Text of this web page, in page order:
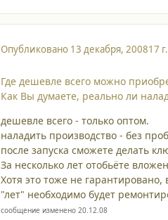
Опубликовано 13 декабря, 200817 г.
Где дешевле всего можно
Как Вы думаете, реально ли
дешевле всего - только оптом.
наладить производство - без
после запуска сможете делать
За несколько лет отобьёте
Хотя это тоже не
"лет" необходимо будет
сообщение изменено 20.12.08